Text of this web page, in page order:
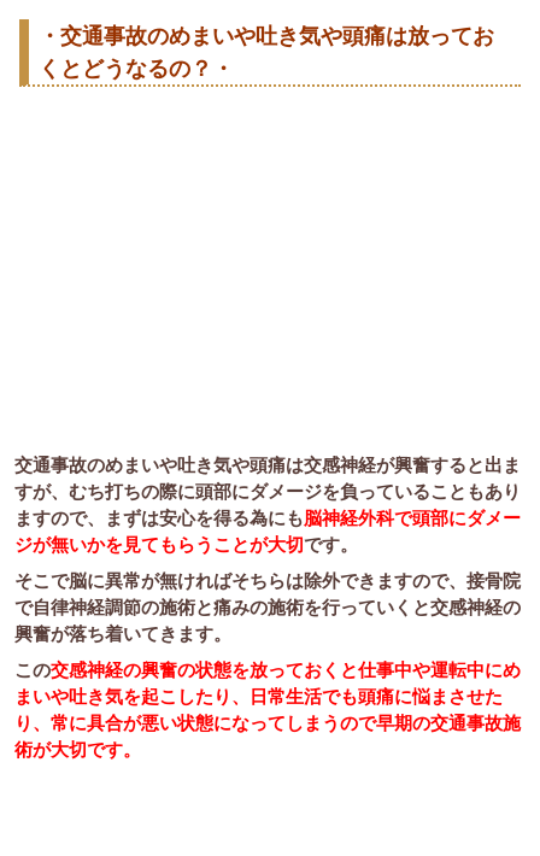
・交通事故のめまいや吐き気や頭痛は放ってお
くとどうなるの？・
交通事故のめまいや吐き気や頭痛は交感神経が興奮すると出ま
すが、むち打ちの際に頭部にダメージを負っていることもあり
ますので、まずは安心を得る為にも脳神経外科で頭部にダメー
ジが無いかを見てもらうことが大切です。
そこで脳に異常が無ければそちらは除外できますので、接骨院
で自律神経調節の施術と痛みの施術を行っていくと交感神経の
興奮が落ち着いてきます。
この交感神経の興奮の状態を放っておくと仕事中や運転中にめ
まいや吐き気を起こしたり、日常生活でも頭痛に悩まさせた
り、常に具合が悪い状態になってしまうので早期の交通事故施
術が大切です。